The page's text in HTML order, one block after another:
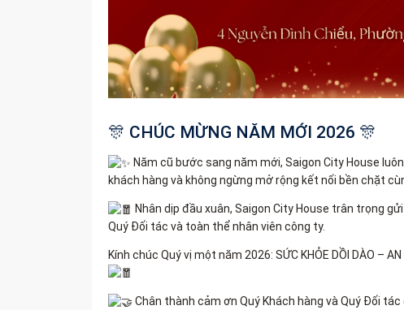
🎊 CHÚC MỪNG NĂM MỚI 2026 🎊
Năm cũ bước sang năm mới, Saigon City House
khách hàng và không ngừng mở rộng kết nối bền chặt
Nhân dịp đầu xuân, Saigon City House trân trọng
Quý Đối tác và toàn thể nhân viên công ty.
Kính chúc Quý vị một năm 2026: SỨC KHỎE DỒI DÀO – AN
Chân thành cảm ơn Quý Khách hàng và Quý Đối